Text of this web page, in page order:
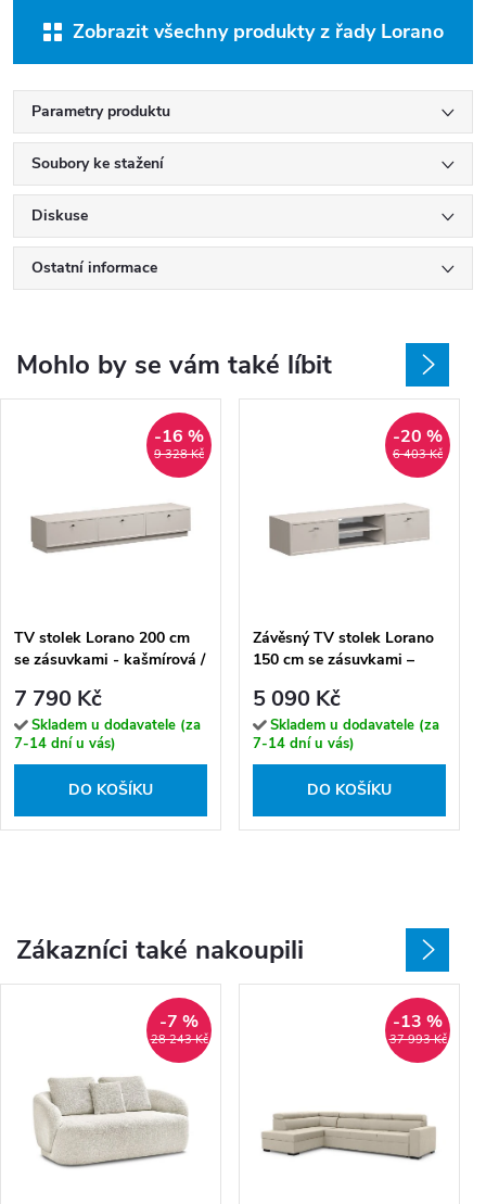
Zobrazit všechny produkty z řady Lorano
Parametry produktu
Soubory ke stažení
Diskuse
Ostatní informace
Mohlo by se vám také líbit
9 328 Kč
-16 %
TV stolek Lorano 200 cm
se zásuvkami - kašmírová /
7 790 Kč
Skladem u dodavatele (za
7-14 dní u vás)
DO KOŠÍKU
6 403 Kč
-20 %
Závěsný TV stolek Lorano
150 cm se zásuvkami –
bar
5 090 Kč
Skladem u dodavatele (za
7-14 dní u vás)
DO KOŠÍKU
Zákazníci také nakoupili
28 243 Kč
-7 %
37 993 Kč
-13 %